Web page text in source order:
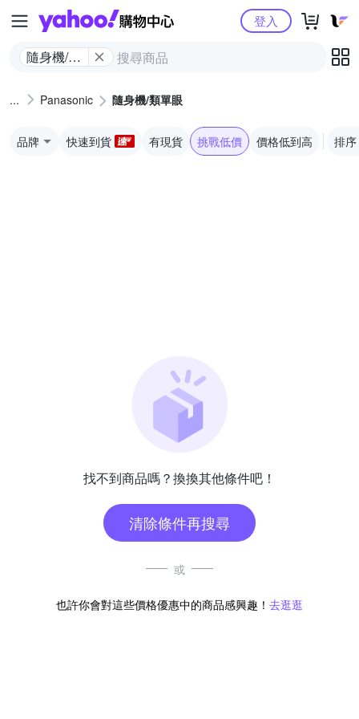
Yahoo購物中心
隨身機/類
登入
Panasonic 隨身機/類單眼
品牌 快速到貨 有現貨 挑戰低價 價格低到高 排序
找不到商品嗎？換換其他條件吧！
清除條件再搜尋
或
也許你會對這些價格優惠中的商品感興趣！ 去逛逛